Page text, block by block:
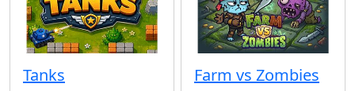
Tanks Farm vs Zombies